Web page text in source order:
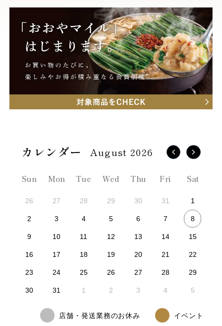
August 2026
Sun Mon Tue Wed Thu Fri Sat
26 27 28 29 30 31 1
2 3 4 5 6 7 8
9 10 11 12 13 14 15
16 17 18 19 20 21 22
23 24 25 26 27 28 29
30 31 1 2 3 4 5
店舗・発送業務のお休み イベント